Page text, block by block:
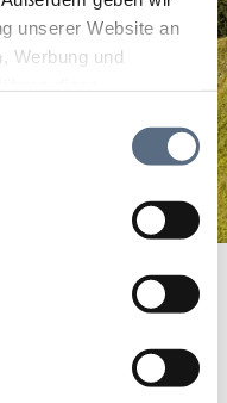
unserer Website an
Werbung und
haben oder die
Dienste gesammelt